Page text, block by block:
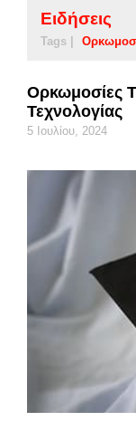
Ειδήσεις
Tags |
Ορκωμοσίες
Τεχνολογίας
5 Ιουλίου, 2024